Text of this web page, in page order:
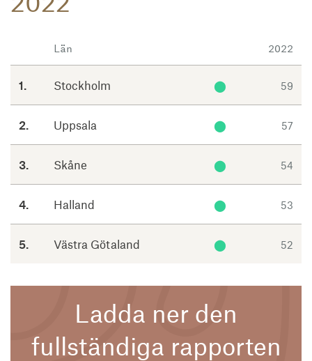
Län 2022
1. Stockholm ⬤ 59
2. Uppsala ⬤ 57
3. Skåne ⬤ 54
4. Halland ⬤ 53
5. Västra Götaland ⬤ 52
Ladda ner den
fullständiga rapporten